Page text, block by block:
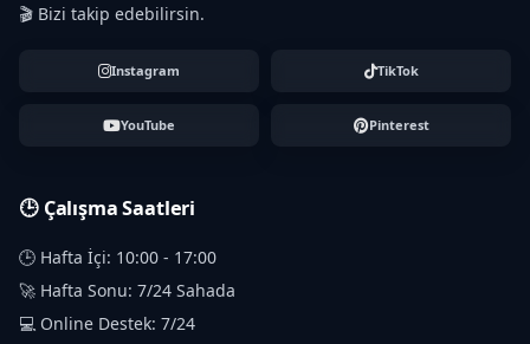
🎬 Bizi takip edebilirsin.
Instagram TikTok
YouTube Pinterest
🕒 Çalışma Saatleri
🕒 Hafta İçi: 10:00 - 17:00
🚀 Hafta Sonu: 7/24 Sahada
💻 Online Destek: 7/24